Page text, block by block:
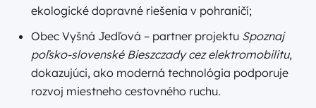
ekologické dopravné riešenia v pohraničí;
Obec Vyšná Jedľová – partner projektu Spoznaj
poľsko-slovenské Bieszczady cez elektromobilitu,
dokazujúci, ako moderná technológia podporuje
rozvoj miestneho cestovného ruchu.